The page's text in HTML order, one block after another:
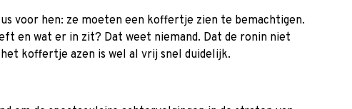
voor hen: ze moeten een koffertje zien te bemachtigen.
en wat er in zit? Dat weet niemand. Dat de ronin niet
koffertje azen is wel al vrij snel duidelijk.